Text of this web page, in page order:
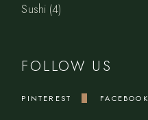
Sushi 44
products
FOLLOW US
PINTEREST FACEBOOK